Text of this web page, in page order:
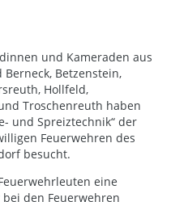
und Kameraden aus
Betzenstein,
Hollfeld,
Troschenreuth haben
und Spreiztechnik“ der
Feuerwehren des
besucht.
eine
den Feuerwehren